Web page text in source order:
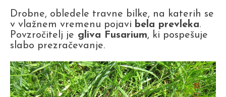
Drobne, obledele travne bilke, na katerih se
v vlažnem vremenu pojavi bela prevleka.
Povzročitelj je gliva Fusarium, ki pospešuje
slabo prezračevanje.